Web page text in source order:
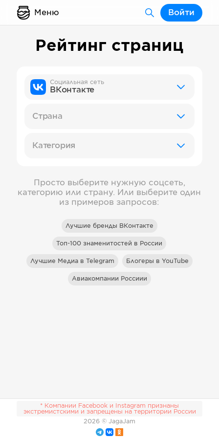
Меню Войти
Рейтинг страниц
Социальная сеть
ВКонтакте
Страна
Категория
Просто выберите нужную соцсеть,
категорию или страну. Или выберите один
из примеров запросов:
Лучшие бренды ВКонтакте
Топ-100 знаменитостей в России
Лучшие Медиа в Telegram Блогеры в YouTube
Авиакомпании Россиии
* Компании Facebook и Instagram признаны
экстремистскими и запрещены на территории России
2026 © JagaJam